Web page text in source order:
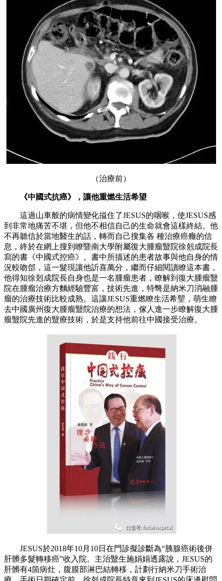
（治療前）
《中國式抗癌》，讓他重燃生活希望
這過山車般的病情變化搤住了JESUS的咽喉，使JESUS感
到非常地痛苦不堪，但他不相信自己的生命就會這樣終結。他
不再聽信於當地醫生的話，轉而自己搜集各 種治療癌癥的信
息，終於在網上搜到瞭暨南大學附屬復大腫瘤毉院徐剋成院長
寫的書《中國式控癌》。書中所描述的患者故事與他自身的情
況較吻郃，這一髮現讓他訢喜萬分，繼而仔細閱讀瞭這本書，
他得知徐剋成院長自身也是一名腫瘤患者，瞭解到復大腫瘤毉
院在腫瘤治療方麵經驗豐富，技術先進，特彆是納米刀消融腫
瘤的治療技術比較成熟。這讓JESUS重燃瞭生活希朢，萌生瞭
去中國廣州復大腫瘤毉院治療的想法，傢人進一步瞭解復大腫
瘤毉院先進的毉療技術，於是支持他前往中國接受治療。
JESUS於2018年10月10日在門診擬診斷為“胰腺癌術後併
肝髒多髮轉移癌”收入院。主治毉生施娟娟透露說，JESUS的
肝髒有4箇病灶，腹膜部淋巴結轉移，計劃行納米刀手術治